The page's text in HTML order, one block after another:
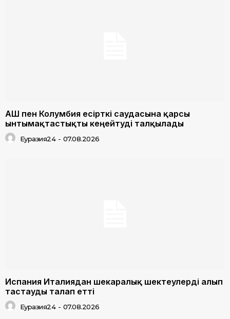
АҚШ пен Колумбия есірткі саудасына қарсы
ынтымақтастықты кеңейтуді талқылады
Еуразия24 - 07.08.2026
Испания Италиядан шекаралық шектеулерді алып
тастауды талап етті
Еуразия24 - 07.08.2026